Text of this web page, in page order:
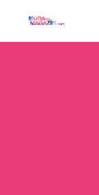
için
Takip